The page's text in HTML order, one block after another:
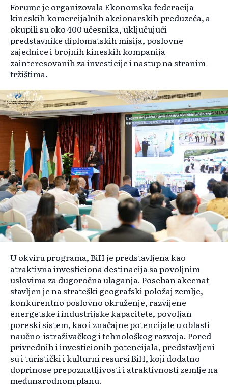
Forume je organizovala Ekonomska federacija
kineskih komercijalnih akcionarskih preduzeća, a
okupili su oko 400 učesnika, uključujući
predstavnike diplomatskih misija, poslovne
zajednice i brojnih kineskih kompanija
zainteresovanih za investicije i nastup na stranim
tržištima.
U okviru programa, BiH je predstavljena kao
atraktivna investiciona destinacija sa povoljnim
uslovima za dugoročna ulaganja. Poseban akcenat
stavljen je na strateški geografski položaj zemlje,
konkurentno poslovno okruženje, razvijene
energetske i industrijske kapacitete, povoljan
poreski sistem, kao i značajne potencijale u oblasti
naučno-istraživačkog i tehnološkog razvoja. Pored
privrednih i investicionih potencijala, predstavljeni
su i turistički i kulturni resursi BiH, koji dodatno
doprinose prepoznatljivosti i atraktivnosti zemlje na
međunarodnom planu.